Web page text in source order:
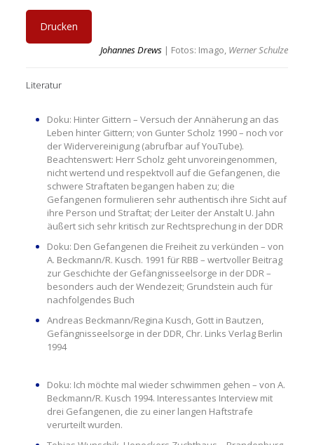
Drucken
Johannes Drews | Fotos: Imago, Werner Schulze
Literatur
Doku: Hinter Gittern – Versuch der Annäherung an das
Leben hinter Gittern; von Gunter Scholz 1990 – noch vor
der Widervereinigung (abrufbar auf YouTube).
Beachtenswert: Herr Scholz geht unvoreingenommen,
nicht wertend und respektvoll auf die Gefangenen, die
schwere Straftaten begangen haben zu; die
Gefangenen formulieren sehr authentisch ihre Sicht auf
ihre Person und Straftat; der Leiter der Anstalt U. Jahn
äußert sich sehr kritisch zur Rechtsprechung in der DDR
Doku: Den Gefangenen die Freiheit zu verkünden – von
A. Beckmann/R. Kusch. 1991 für RBB – wertvoller Beitrag
zur Geschichte der Gefängnisseelsorge in der DDR –
besonders auch der Wendezeit; Grundstein auch für
nachfolgendes Buch
Andreas Beckmann/Regina Kusch, Gott in Bautzen,
Gefängnisseelsorge in der DDR, Chr. Links Verlag Berlin
1994
Doku: Ich möchte mal wieder schwimmen gehen – von A.
Beckmann/R. Kusch 1994. Interessantes Interview mit
drei Gefangenen, die zu einer langen Haftstrafe
verurteilt wurden.